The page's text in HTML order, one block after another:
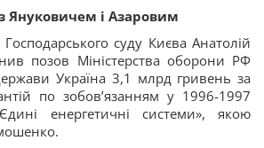
Януковичем і Азаровим
суду Києва Анатолій
позов Міністерства оборони РФ
Україна 3,1 млрд гривень за
по зобовʼязанням у 1996-1997
енергетичні системи», якою